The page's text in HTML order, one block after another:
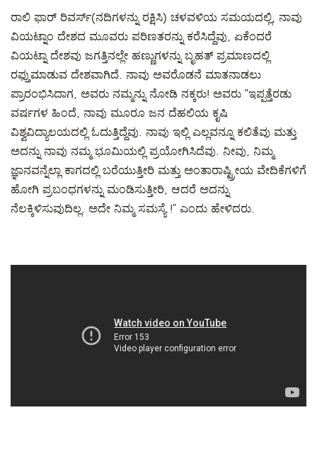
ರಾಲಿ ಫಾರ್ ರಿವರ್ಸ್(ನದಿಗಳನ್ನು ರಕ್ಷಿಸಿ) ಚಳವಳಿಯ ಸಮಯದಲ್ಲಿ, ನಾವು
ವಿಯಟ್ನಾಂ ದೇಶದ ಮೂವರು ಪರಿಣತರನ್ನು ಕರೆಸಿದ್ದೆವು, ಏಕೆಂದರೆ
ವಿಯಟ್ನಾ ದೇಶವು ಜಗತ್ತಿನಲ್ಲೇ ಹಣ್ಣುಗಳನ್ನು ಬೃಹತ್ ಪ್ರಮಾಣದಲ್ಲಿ
ರಫ್ತುಮಾಡುವ ದೇಶವಾಗಿದೆ. ನಾವು ಅವರೊಡನೆ ಮಾತನಾಡಲು
ಪ್ರಾರಂಭಿಸಿದಾಗ, ಅವರು ನಮ್ಮನ್ನು ನೋಡಿ ನಕ್ಕರು! ಅವರು “ಇಪ್ಪತ್ತೆರಡು
ವರ್ಷಗಳ ಹಿಂದೆ, ನಾವು ಮೂರೂ ಜನ ದೆಹಲಿಯ ಕೃಷಿ
ವಿಶ್ವವಿದ್ಯಾಲಯದಲ್ಲಿ ಓದುತ್ತಿದ್ದೆವು. ನಾವು ಇಲ್ಲಿ ಎಲ್ಲವನ್ನೂ ಕಲಿತೆವು ಮತ್ತು
ಅದನ್ನು ನಾವು ನಮ್ಮ ಭೂಮಿಯಲ್ಲಿ ಪ್ರಯೋಗಿಸಿದೆವು. ನೀವು, ನಿಮ್ಮ
ಜ್ಞಾನವನ್ನೆಲ್ಲಾ ಕಾಗದಲ್ಲಿ ಬರೆಯುತ್ತೀರಿ ಮತ್ತು ಅಂತಾರಾಷ್ಟ್ರೀಯ ವೇದಿಕೆಗಳಿಗೆ
ಹೋಗಿ ಪ್ರಬಂಧಗಳನ್ನು ಮಂಡಿಸುತ್ತೀರಿ, ಆದರೆ ಅದನ್ನು
ನೆಲಕ್ಕಿಳಿಸುವುದಿಲ್ಲ. ಅದೇ ನಿಮ್ಮ ಸಮಸ್ಯೆ !” ಎಂದು ಹೇಳಿದರು.